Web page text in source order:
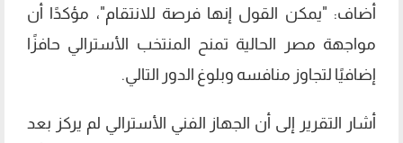
أضاف: "يمكن القول إنها فرصة للانتقام"، مؤكدًا أن
مواجهة مصر الحالية تمنح المنتخب الأسترالي حافزًا
إضافيًا لتجاوز منافسه وبلوغ الدور التالي.
أشار التقرير إلى أن الجهاز الفني الأسترالي لم يركز بعد